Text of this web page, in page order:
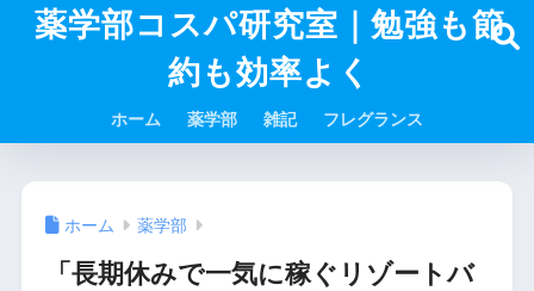
薬学部コスパ研究室｜勉強も節
約も効率よく
ホーム 薬学部 雑記 フレグランス
ホーム 薬学部
「長期休みで一気に稼ぐリゾートバ